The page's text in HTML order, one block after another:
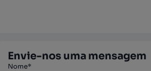
Envie-nos uma mensagem
Nome*